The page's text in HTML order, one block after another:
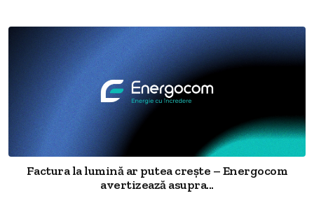
Factura la lumină ar putea crește – Energocom
avertizează asupra...